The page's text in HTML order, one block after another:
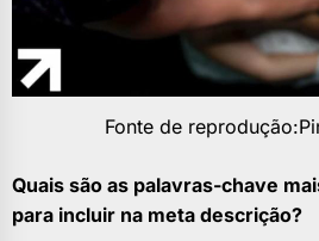
Fonte de
Quais são as palavras-chave
para incluir na meta descrição?